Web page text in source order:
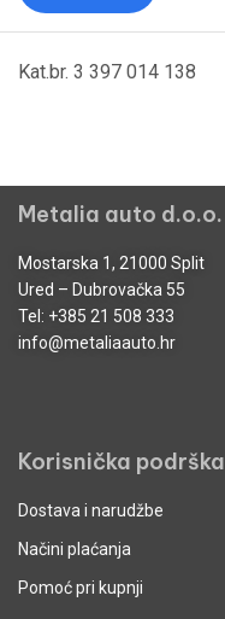
Kat.br. 3 397 014 138
Metalia auto d.o.o.
Mostarska 1, 21000 Split
Ured – Dubrovačka 55
Tel: +385 21 508 333
info@metaliaauto.hr
Korisnička podrška
Dostava i narudžbe
Načini plaćanja
Pomoć pri kupnji